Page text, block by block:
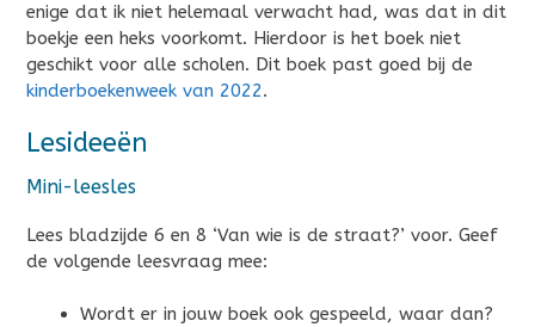
enige dat ik niet helemaal verwacht had, was dat in dit
boekje een heks voorkomt. Hierdoor is het boek niet
geschikt voor alle scholen. Dit boek past goed bij de
kinderboekenweek van 2022.
Lesideeën
Mini-leesles
Lees bladzijde 6 en 8 ‘Van wie is de straat?’ voor. Geef
de volgende leesvraag mee:
Wordt er in jouw boek ook gespeeld, waar dan?